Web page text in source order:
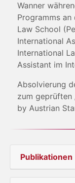
Wanner
Programms
Law School
International
International
Assistant im
Absolvierung
zum geprüften
by Austrian
Publikationen